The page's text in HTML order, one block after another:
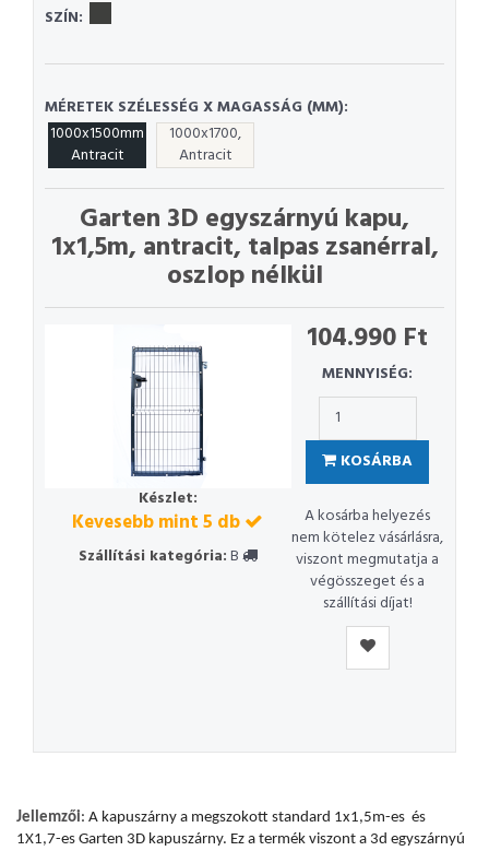
SZÍN:
MÉRETEK SZÉLESSÉG X MAGASSÁG (MM):
1000x1500mm
Antracit
1000x1700,
Antracit
Garten 3D egyszárnyú kapu,
1x1,5m, antracit, talpas zsanérral,
oszlop nélkül
Készlet:
Kevesebb mint 5 db
Szállítási kategória:B
104.990 Ft
MENNYISÉG:
KOSÁRBA
A kosárba helyezés
nem kötelez vásárlásra,
viszont megmutatja a
végösszeget és a
szállítási díjat!
Jellemzői: A kapuszárny a megszokott standard 1x1,5m-es és
1X1,7-es Garten 3D kapuszárny. Ez a termék viszont a 3d egyszárnyú